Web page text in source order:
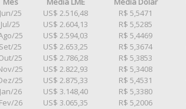
Jun/25
US$ 2.516,48
R$ 5,5471
Jul/25
US$ 2.604,13
R$ 5,5285
25
US$ 2.594,03
R$ 5,4469
Set/25
US$ 2.653,25
R$ 5,3674
25
US$ 2.786,28
R$ 5,3853
25
US$ 2.822,93
R$ 5,3408
25
US$ 2.875,33
R$ 5,4531
Jan/26
US$ 3.148,40
R$ 5,3380
Fev/26
US$ 3.065,35
R$ 5,2006